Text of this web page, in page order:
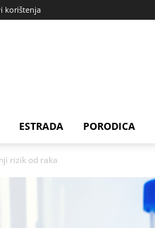
korištenja
ESTRADA PORODICA
rizik od raka